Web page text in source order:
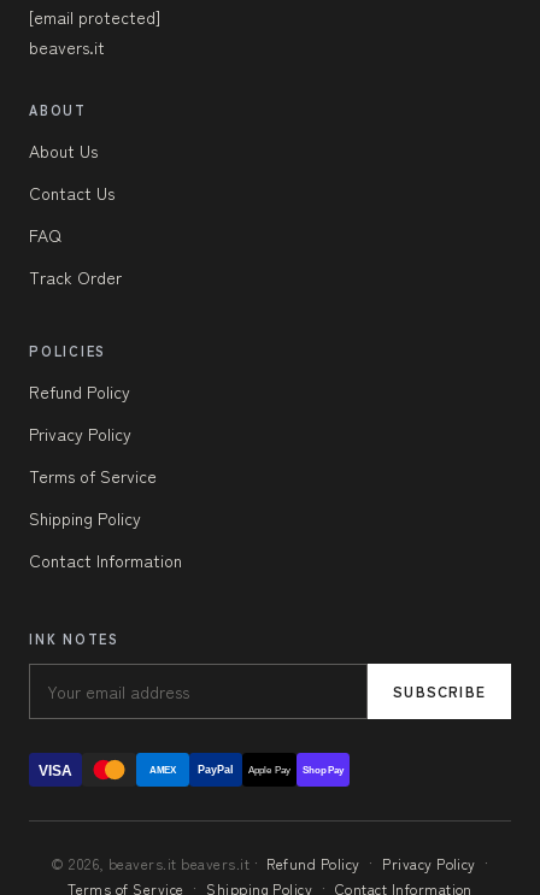
[email protected]
beavers.it
ABOUT
About Us
Contact Us
FAQ
Track Order
POLICIES
Refund Policy
Privacy Policy
Terms of Service
Shipping Policy
Contact Information
INK NOTES
SUBSCRIBE
VISA AMEX PayPal Apple Pay Shop Pay
© 2026, beavers.it beavers.it · Refund Policy · Privacy Policy ·
Terms of Service · Shipping Policy · Contact Information